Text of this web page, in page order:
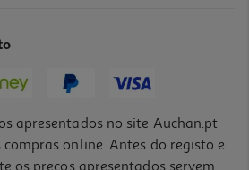
apresentados no site Auchan.pt
online. Antes do registo e
os preços apresentados servem